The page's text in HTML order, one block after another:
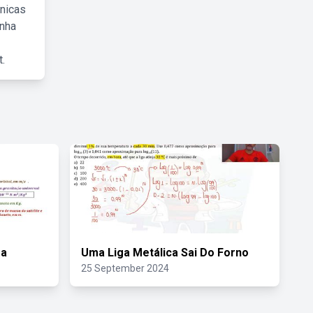
Uma Liga Metálica Sai Do Forno
25 September 2024